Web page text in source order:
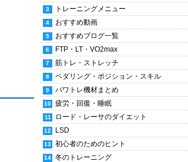
トレーニングメニュー
おすすめ動画
おすすめブログ一覧
FTP・LT・VO2max
筋トレ・ストレッチ
ペダリング・ポジション・スキル
パワトレ機材まとめ
疲労・回復・睡眠
ロード・レーサのダイエット
LSD
初心者のためのヒント
冬のトレーニング